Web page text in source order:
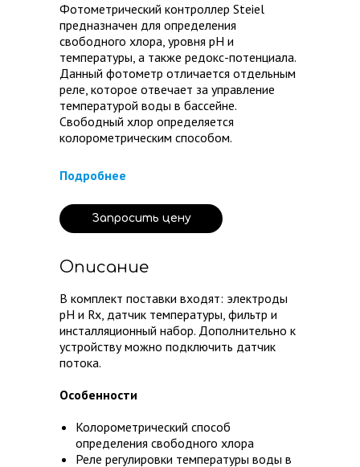
Фотометрический контроллер Steiel
предназначен для определения
свободного хлора, ​уровня pH и
температуры, ​а также редокс-потенциала.
Данный фотометр отличается отдельным
реле, ​которое отвечает за управление
температурой воды в бассейне.
Свободный хлор определяется
колорометрическим способом.
Запросить цену
Подробнее
Описание
В комплект поставки входят: электроды
pH и Rx, ​датчик температуры, ​фильтр и
инсталляционный набор. Дополнительно к
устройству можно подключить датчик
потока.
Особенности
Колорометрический способ
определения свободного хлора
Реле регулировки температуры воды в